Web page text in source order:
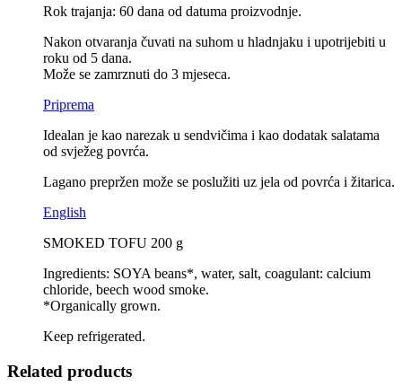
Rok trajanja: 60 dana od datuma proizvodnje.
Nakon otvaranja čuvati na suhom u hladnjaku i upotrijebiti u
roku od 5 dana.
Može se zamrznuti do 3 mjeseca.
Priprema
Idealan je kao narezak u sendvičima i kao dodatak salatama
od svježeg povrća.
Lagano prepržen može se poslužiti uz jela od povrća i žitarica.
English
SMOKED TOFU 200 g
Ingredients: SOYA beans*, water, salt, coagulant: calcium
chloride, beech wood smoke.
*Organically grown.
Keep refrigerated.
Related products